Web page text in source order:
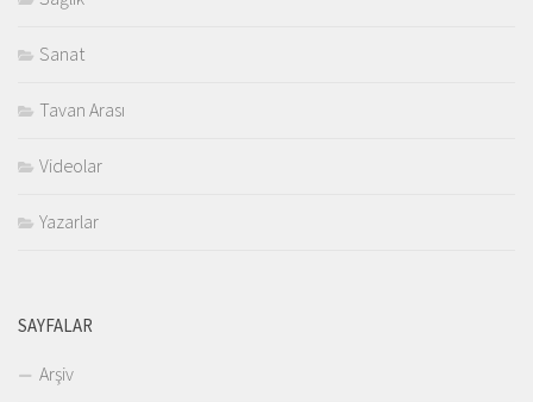
Sanat
Tavan Arası
Videolar
Yazarlar
SAYFALAR
Arşiv